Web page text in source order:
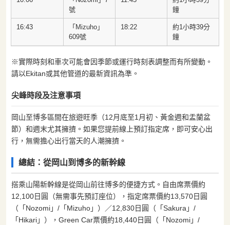
號
鐘
16:43
「Mizuho」
609號
18:22
約1小時39分
鐘
※實際時刻和車次可能會因季節或運行時刻表調整而有所變動。
請以Ekitan或其他管道的最新資訊為準。
尖峰時段及注意事項
岡山至博多區間在旅遊旺季（12月底至1月初、黃金週和盂蘭盆
節）和週末尤其擁擠。如果您提前線上預訂指定席，即可安心出
行，無需擔心出行當天的人潮擁擠。
總結：從岡山到博多的新幹線
搭乘山陽新幹線是從岡山前往博多的便捷方式。自由席票價約
12,100日圓（無需事先預訂座位），指定席票價約13,570日圓
（「Nozomi」/「Mizuho」）／12,830日圓（「Sakura」/
「Hikari」），Green Car票價約18,440日圓（「Nozomi」/